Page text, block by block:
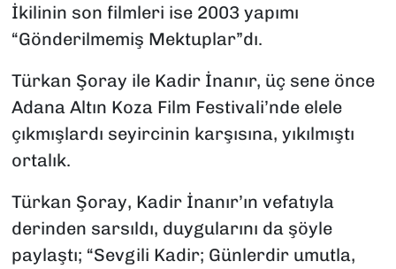
İkilinin son filmleri ise 2003 yapımı
“Gönderilmemiş Mektuplar”dı.
Türkan Şoray ile Kadir İnanır, üç sene önce
Adana Altın Koza Film Festivali’nde elele
çıkmışlardı seyircinin karşısına, yıkılmıştı
ortalık.
Türkan Şoray, Kadir İnanır’ın vefatıyla
derinden sarsıldı, duygularını da şöyle
paylaştı; “Sevgili Kadir; Günlerdir umutla,